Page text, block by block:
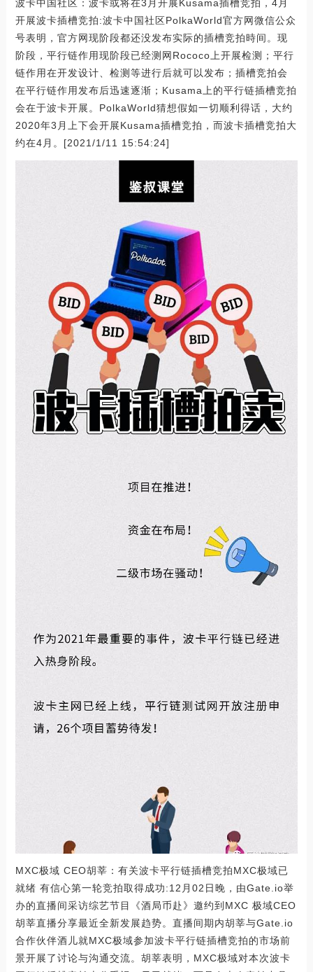
波卡中国社区：波卡或将在3月开展Kusama插槽竞拍，4月
开展波卡插槽竞拍:波卡中国社区PolkaWorld官方网微信公众
号表明，官方网现阶段都还没发布实际的插槽竞拍時间。现
阶段，平行链作用现阶段已经测网Rococo上开展检测；平行
链作用在开发设计、检测等进行后就可以发布；插槽竞拍会
在平行链作用发布后迅速逐渐；Kusama上的平行链插槽竞拍
会在于波卡开展。PolkaWorld猜想假如一切顺利得话，大约
2020年3月上下会开展Kusama插槽竞拍，而波卡插槽竞拍大
约在4月。[2021/1/11 15:54:24]
MXC极域 CEO胡莘：有关波卡平行链插槽竞拍MXC极域已
就绪 有信心第一轮竞拍取得成功:12月02日晚，由Gate.io举
办的直播间采访综艺节目《酒局币赴》邀约到MXC 极域CEO
胡莘直播分享最近全新发展趋势。直播间期内胡莘与Gate.io
合作伙伴酒儿就MXC极域参加波卡平行链插槽竞拍的市场前
景开展了讨论与沟通交流。胡莘表明，MXC极域对本次波卡